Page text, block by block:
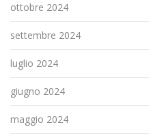
ottobre 2024
settembre 2024
luglio 2024
giugno 2024
maggio 2024